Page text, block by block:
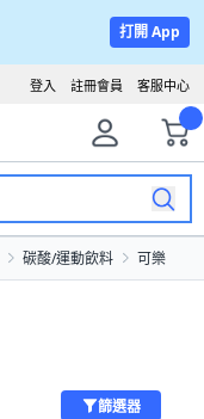
打開 App
客服中心
註冊會員
登入
碳酸/運動飲料 可樂
篩選器